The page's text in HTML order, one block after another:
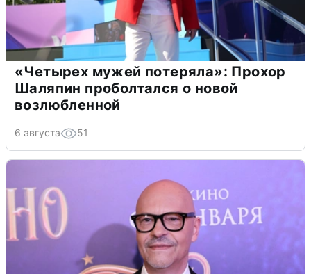
«Четырех мужей потеряла»: Прохор
Шаляпин проболтался о новой
возлюбленной
6 августа 51